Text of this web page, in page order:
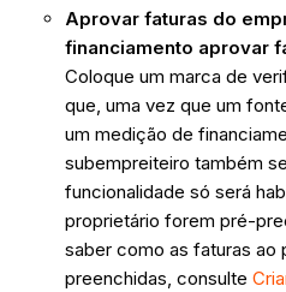
Aprovar faturas do
financiamento aprovar
Coloque um marca de
que, uma vez que um
um medição de
subempreiteiro também
funcionalidade só será
proprietário forem pré-
saber como as faturas ao
preenchidas, consulte